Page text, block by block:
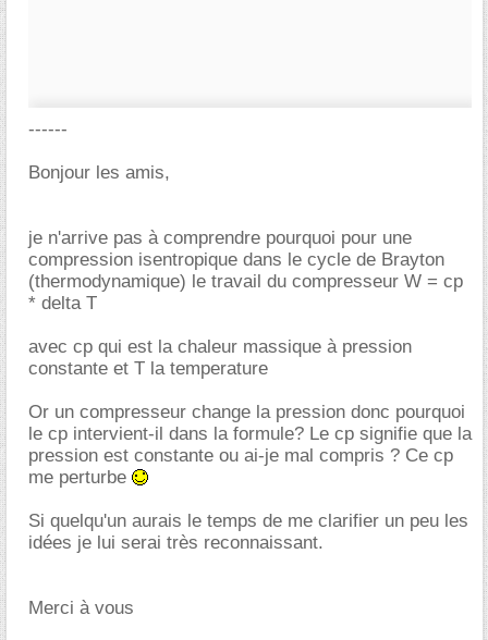
------
Bonjour les amis,
je n'arrive pas à comprendre pourquoi pour une
compression isentropique dans le cycle de Brayton
(thermodynamique) le travail du compresseur W = cp
* delta T
avec cp qui est la chaleur massique à pression
constante et T la temperature
Or un compresseur change la pression donc pourquoi
le cp intervient-il dans la formule? Le cp signifie que la
pression est constante ou ai-je mal compris ? Ce cp
me perturbe
Si quelqu'un aurais le temps de me clarifier un peu les
idées je lui serai très reconnaissant.
Merci à vous